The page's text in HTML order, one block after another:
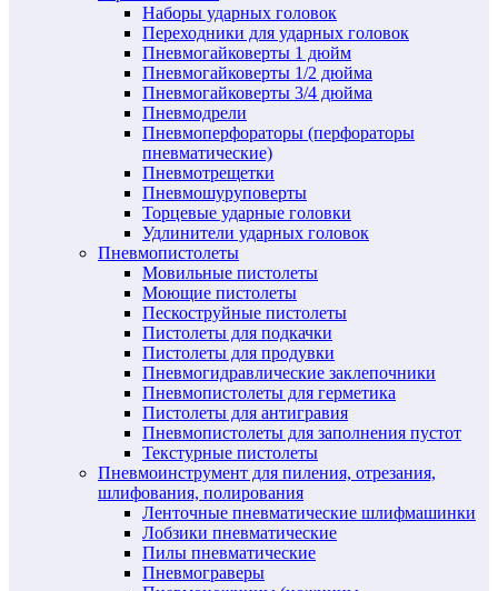
Наборы ударных головок
Переходники для ударных головок
Пневмогайковерты 1 дюйм
Пневмогайковерты 1/2 дюйма
Пневмогайковерты 3/4 дюйма
Пневмодрели
Пневмоперфораторы (перфораторы
пневматические)
Пневмотрещетки
Пневмошуруповерты
Торцевые ударные головки
Удлинители ударных головок
Пневмопистолеты
Мовильные пистолеты
Моющие пистолеты
Пескоструйные пистолеты
Пистолеты для подкачки
Пистолеты для продувки
Пневмогидравлические заклепочники
Пневмопистолеты для герметика
Пистолеты для антигравия
Пневмопистолеты для заполнения пустот
Текстурные пистолеты
Пневмоинструмент для пиления, отрезания,
шлифования, полирования
Ленточные пневматические шлифмашинки
Лобзики пневматические
Пилы пневматические
Пневмограверы